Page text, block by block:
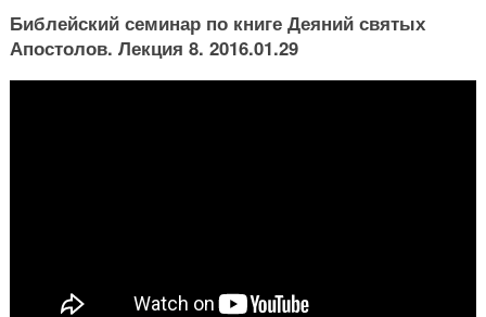
Библейский семинар по книге Деяний святых
Апостолов. Лекция 8. 2016.01.29